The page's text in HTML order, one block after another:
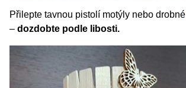
Přilepte tavnou pistolí motýly nebo drobné
– dozdobte podle libosti.